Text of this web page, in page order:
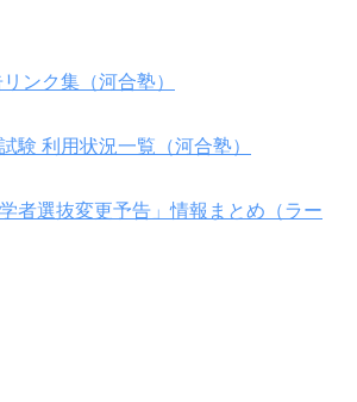
ンク集（河合塾）
験 利用状況一覧（河合塾）
者選抜変更予告」情報まとめ（ラー